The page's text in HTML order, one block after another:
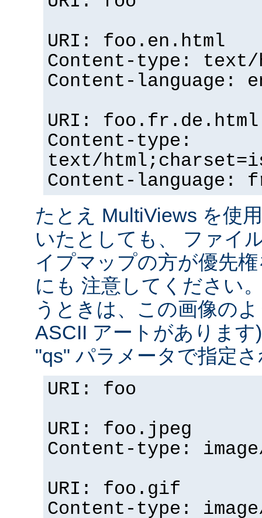
URI: foo.en.html
Content-type: text/
Content-language:
URI: foo.fr.de.html
Content-type:
text/
Content-language:
たとえ MultiViews を使
いたとしても、 ファイ
イプマップの方が優先
にも 注意してください
うときは、この画像の
ASCII アートがありま
"qs" パラメータで指定
URI: foo
URI: foo.jpeg
Content-type:
URI: foo.gif
Content-type: